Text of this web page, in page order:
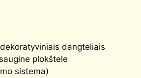
dangteliais
plokštele
sistema)